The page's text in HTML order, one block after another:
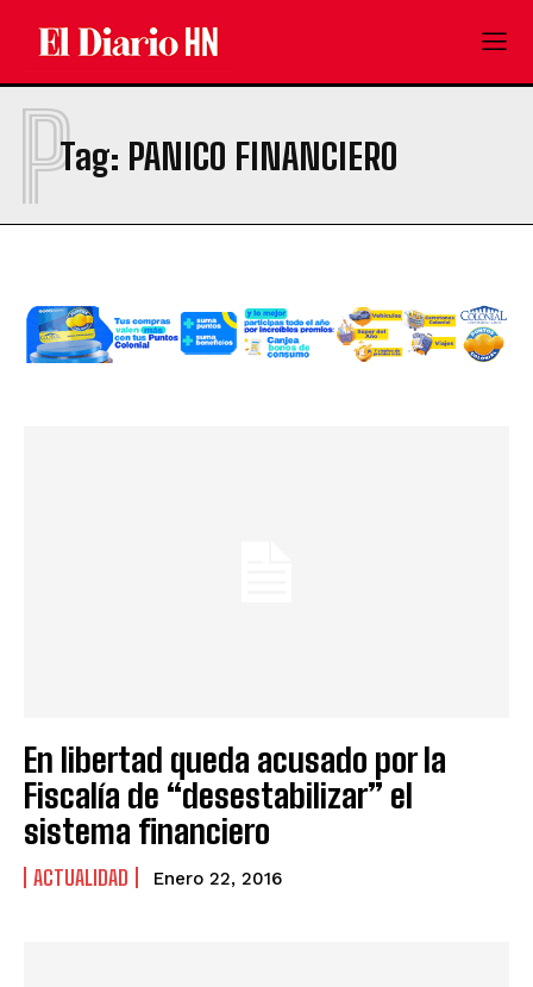
Tag: PANICO FINANCIERO
P
En libertad queda acusado por la
Fiscalía de “desestabilizar” el
sistema financiero
ACTUALIDAD Enero 22, 2016